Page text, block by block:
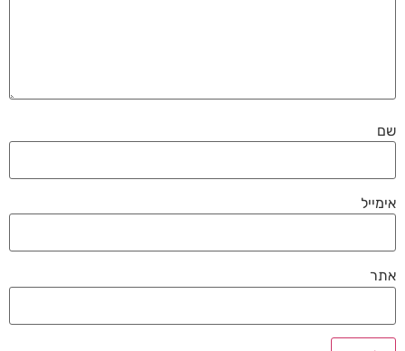
שם
אימייל
אתר